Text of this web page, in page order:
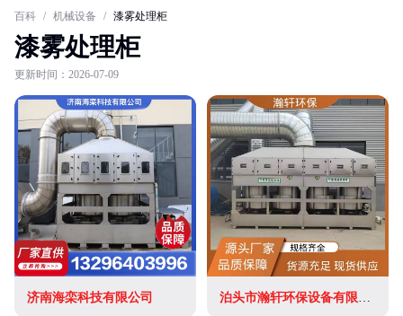
百科 / 机械设备 / 漆雾处理柜
漆雾处理柜
更新时间：2026-07-09
济南海栾科技有限公司 泊头市瀚轩环保设备有限公司